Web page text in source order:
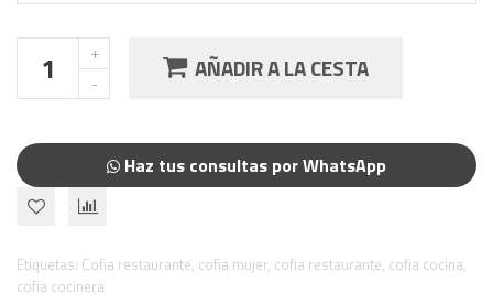
AÑADIR A LA CESTA
Haz tus consultas por WhatsApp
Etiquetas: Cofia restaurante, cofia mujer, cofia restaurante, cofia cocina,
cofia cocinera